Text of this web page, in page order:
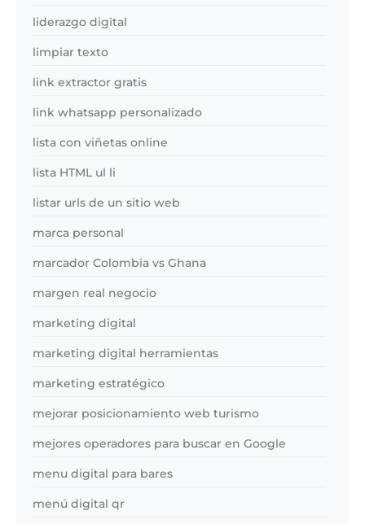
liderazgo digital
limpiar texto
link extractor gratis
link whatsapp personalizado
lista con viñetas online
lista HTML ul li
listar urls de un sitio web
marca personal
marcador Colombia vs Ghana
margen real negocio
marketing digital
marketing digital herramientas
marketing estratégico
mejorar posicionamiento web turismo
mejores operadores para buscar en Google
menu digital para bares
menú digital qr